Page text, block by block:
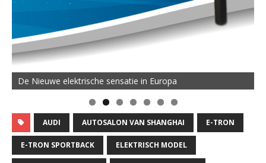
De Nieuwe elektrische sensatie in Europa
AUDI AUTOSALON VAN SHANGHAI E-TRON
E-TRON SPORTBACK ELEKTRISCH MODEL